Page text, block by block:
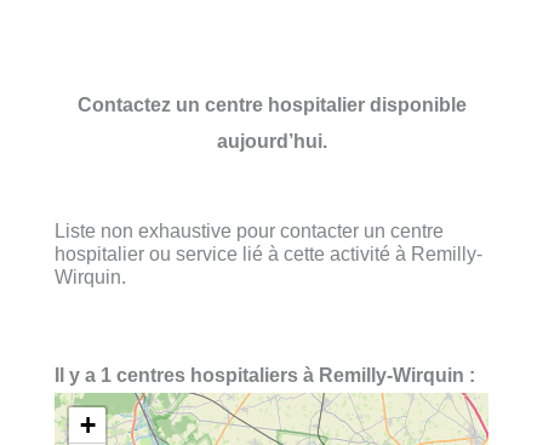
Contactez un centre hospitalier disponible
aujourd’hui.
Liste non exhaustive pour contacter un centre
hospitalier ou service lié à cette activité à Remilly-
Wirquin.
Il y a 1 centres hospitaliers à Remilly-Wirquin :
+